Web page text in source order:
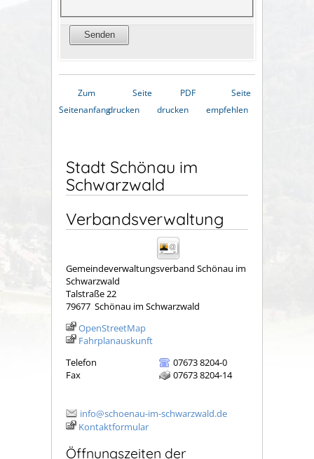
Zum
Seitenanfang
Seite
drucken
PDF
drucken
Seite
empfehlen
Stadt Schönau im
Schwarzwald
Verbandsverwaltung
Gemeindeverwaltungsverband Schönau im
Schwarzwald
Talstraße 22
79677 Schönau im Schwarzwald
OpenStreetMap
Fahrplanauskunft
Telefon
07673 8204-0
Fax
07673 8204-14
info@schoenau-im-schwarzwald.de
Kontaktformular
Öffnungszeiten der